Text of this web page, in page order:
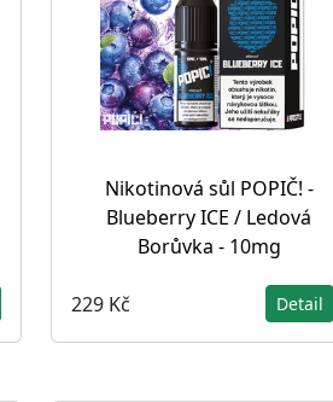
Nikotinová sůl POPIČ! -
Blueberry ICE / Ledová
Borůvka - 10mg
229 Kč Detail